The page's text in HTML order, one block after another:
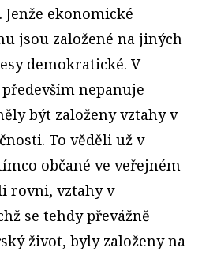
ekonomické
jsou založené na jiných
demokratické. V
nepanuje
být založeny vztahy v
To věděli už v
občané ve veřejném
rovni, vztahy v
se tehdy převážně
život, byly založeny na